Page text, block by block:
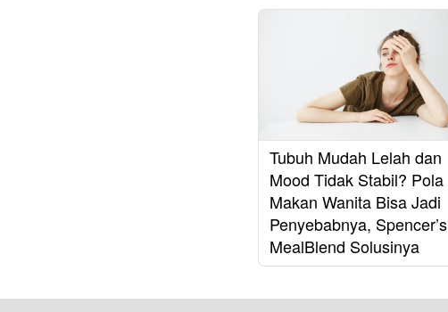
Tubuh Mudah Lelah dan
Mood Tidak Stabil? Pola
Makan Wanita Bisa Jadi
Penyebabnya, Spencer’s
MealBlend Solusinya